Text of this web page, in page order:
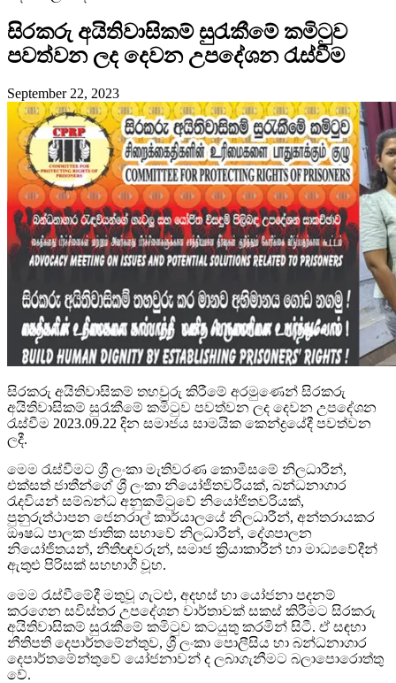
සිරකරු අයිතිවාසිකම් සුරැකීමේ කමිටුව
පවත්වන ලද දෙවන උපදේශන රැස්වීම
September 22, 2023
සිරකරු අයිතිවාසිකම් තහවුරු කිරීමේ අරමුණෙන් සිරකරු
අයිතිවාසිකම් සුරැකීමේ කමිටුව පවත්වන ලද දෙවන උපදේශන
රැස්වීම 2023.09.22 දින සමාජය සාමයික කෙන්ද්‍රයේදී පවත්වන
ලදී.
මෙම රැස්වීමට ශ්‍රී ලංකා මැතිවරණ කොමිසමේ නිලධාරීන්,
එක්සත් ජාතීන්ගේ ශ්‍රී ලංකා නියෝජිතවරියක්, බන්ධනාගාර
රැදවියන් සම්බන්ධ අනුකමිටුවේ නියෝජිතවරියක්,
පුනුරුත්ථාපන ජෙනරාල් කාර්යාලයේ නිලධාරීන්, අන්තරායකර
ඖෂධ පාලක ජාතික සභාවේ නිලධාරීන්, දේශපාලන
නියෝජිතයන්, නීතීඥවරුන්, සමාජ ක්‍රියාකාරීන් හා මාධ්‍යවේදීන්
ඇතුළු පිරිසක් සහභාගී වූහ.
මෙම රැස්වීමේදී මතුවූ ගැටළු, අදහස් හා යෝජනා පදනම්
කරගෙන සවිස්තර උපදේශන වාර්තාවක් සකස් කිරීමට සිරකරු
අයිතිවාසිකම් සුරැකීමේ කමිටුව කටයුතු කරමින් සිටී. ඒ සඳහා
නීතිපති දෙපාර්තමේන්තුව, ශ්‍රී ලංකා පොලීසිය හා බන්ධනාගාර
දෙපාර්තමේන්තුවේ යෝජනාවන් ද ලබාගැනීමට බලාපොරොත්තු
වේ.